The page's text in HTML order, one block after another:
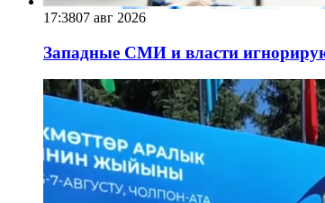
17:3807 авг 2026
Западные СМИ и власти